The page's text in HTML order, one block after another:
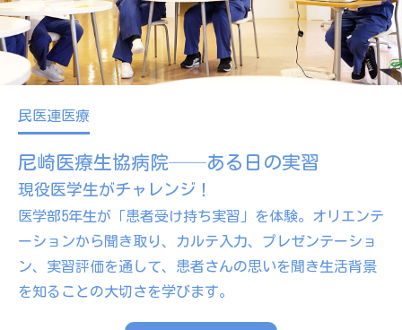
民医連医療
尼崎医療生協病院──ある日の実習
現役医学生がチャレンジ！
医学部5年生が「患者受け持ち実習」を体験。 オリエンテ
ーションから聞き取り、カルテ入力、プレゼンテーショ
ン、実習評価を通して、患者さんの思いを聞き生活背景
を知ることの大切さを学びます。